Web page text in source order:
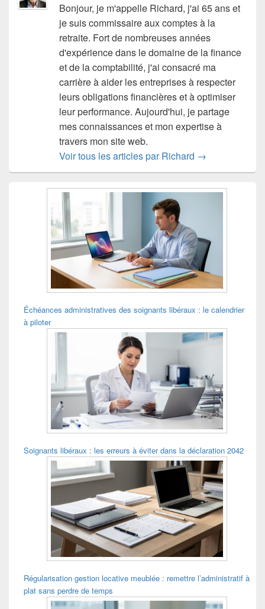
Bonjour, je m'appelle Richard, j'ai 65 ans et
je suis commissaire aux comptes à la
retraite. Fort de nombreuses années
d'expérience dans le domaine de la finance
et de la comptabilité, j'ai consacré ma
carrière à aider les entreprises à respecter
leurs obligations financières et à optimiser
leur performance. Aujourd'hui, je partage
mes connaissances et mon expertise à
travers mon site web.
Voir tous les articles par Richard →
Échéances administratives des soignants libéraux : le calendrier
à piloter
Soignants libéraux : les erreurs à éviter dans la déclaration 2042
Régularisation gestion locative meublée : remettre l’administratif à
plat sans perdre de temps